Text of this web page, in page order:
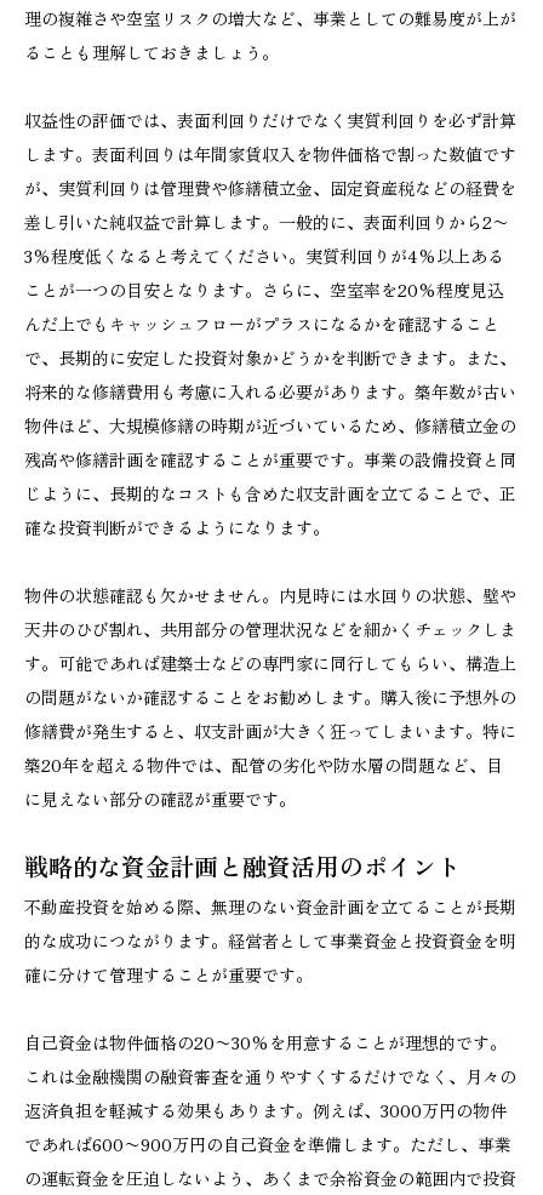
理の複雑さや空室リスクの増大など、事業としての難易度が上が
ることも理解しておきましょう。
収益性の評価では、表面利回りだけでなく実質利回りを必ず計算
します。表面利回りは年間家賃収入を物件価格で割った数値です
が、実質利回りは管理費や修繕積立金、固定資産税などの経費を
差し引いた純収益で計算します。一般的に、表面利回りから2〜
3%程度低くなると考えてください。実質利回りが4%以上ある
ことが一つの目安となります。さらに、空室率を20%程度見込
んだ上でもキャッシュフローがプラスになるかを確認すること
で、長期的に安定した投資対象かどうかを判断できます。また、
将来的な修繕費用も考慮に入れる必要があります。築年数が古い
物件ほど、大規模修繕の時期が近づいているため、修繕積立金の
残高や修繕計画を確認することが重要です。事業の設備投資と同
じように、長期的なコストも含めた収支計画を立てることで、正
確な投資判断ができるようになります。
物件の状態確認も欠かせません。内見時には水回りの状態、壁や
天井のひび割れ、共用部分の管理状況などを細かくチェックしま
す。可能であれば建築士などの専門家に同行してもらい、構造上
の問題がないか確認することをお勧めします。購入後に予想外の
修繕費が発生すると、収支計画が大きく狂ってしまいます。特に
築20年を超える物件では、配管の劣化や防水層の問題など、目
に見えない部分の確認が重要です。
戦略的な資金計画と融資活用のポイント
不動産投資を始める際、無理のない資金計画を立てることが長期
的な成功につながります。経営者として事業資金と投資資金を明
確に分けて管理することが重要です。
自己資金は物件価格の20〜30%を用意することが理想的です。
これは金融機関の融資審査を通りやすくするだけでなく、月々の
返済負担を軽減する効果もあります。例えば、3000万円の物件
であれば600〜900万円の自己資金を準備します。ただし、事業
の運転資金を圧迫しないよう、あくまで余裕資金の範囲内で投資